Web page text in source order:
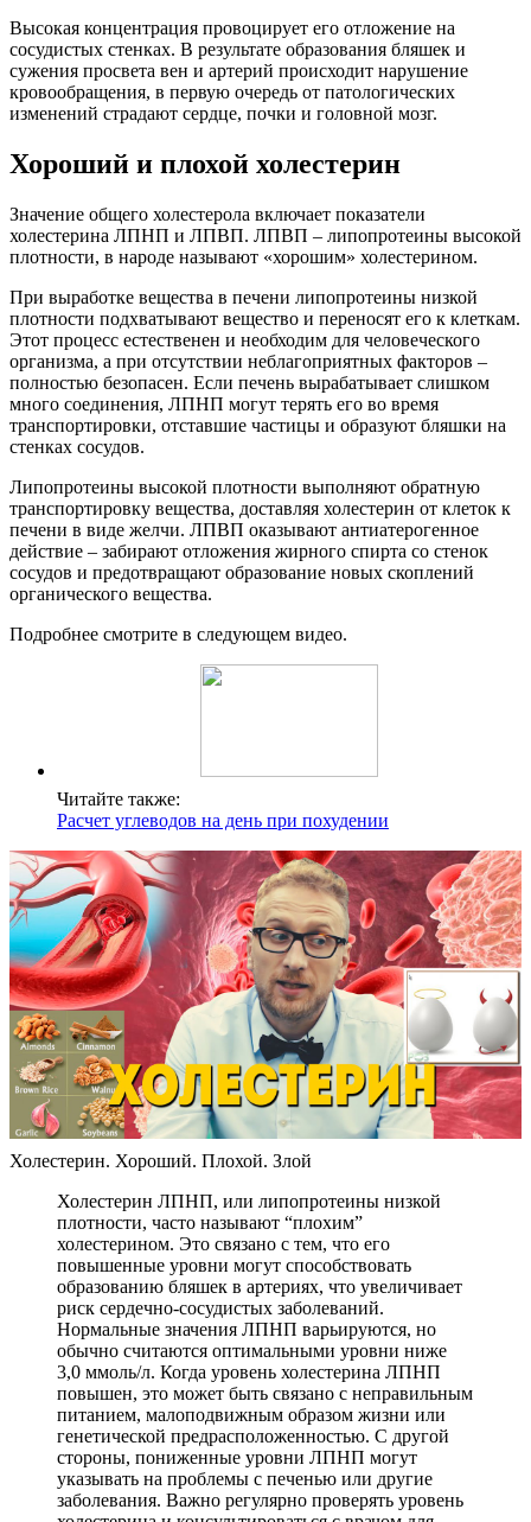
Высокая концентрация провоцирует его отложение на
сосудистых стенках. В результате образования бляшек и
сужения просвета вен и артерий происходит нарушение
кровообращения, в первую очередь от патологических
изменений страдают сердце, почки и головной мозг.
Хороший и плохой холестерин
Значение общего холестерола включает показатели
холестерина ЛПНП и ЛПВП. ЛПВП – липопротеины высокой
плотности, в народе называют «хорошим» холестерином.
При выработке вещества в печени липопротеины низкой
плотности подхватывают вещество и переносят его к клеткам.
Этот процесс естественен и необходим для человеческого
организма, а при отсутствии неблагоприятных факторов –
полностью безопасен. Если печень вырабатывает слишком
много соединения, ЛПНП могут терять его во время
транспортировки, отставшие частицы и образуют бляшки на
стенках сосудов.
Липопротеины высокой плотности выполняют обратную
транспортировку вещества, доставляя холестерин от клеток к
печени в виде желчи. ЛПВП оказывают антиатерогенное
действие – забирают отложения жирного спирта со стенок
сосудов и предотвращают образование новых скоплений
органического вещества.
Подробнее смотрите в следующем видео.
Читайте также:
Расчет углеводов на день при похудении
Холестерин. Хороший. Плохой. Злой
Холестерин ЛПНП, или липопротеины низкой
плотности, часто называют “плохим”
холестерином. Это связано с тем, что его
повышенные уровни могут способствовать
образованию бляшек в артериях, что увеличивает
риск сердечно-сосудистых заболеваний.
Нормальные значения ЛПНП варьируются, но
обычно считаются оптимальными уровни ниже
3,0 ммоль/л. Когда уровень холестерина ЛПНП
повышен, это может быть связано с неправильным
питанием, малоподвижным образом жизни или
генетической предрасположенностью. С другой
стороны, пониженные уровни ЛПНП могут
указывать на проблемы с печенью или другие
заболевания. Важно регулярно проверять уровень